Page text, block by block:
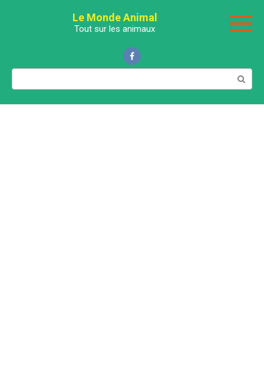
Le Monde Animal
Tout sur les animaux
Поиск: